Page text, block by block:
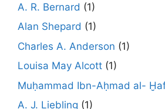
A. R. Bernard (1)
Alan Shepard (1)
Charles A. Anderson (1)
Louisa May Alcott (1)
Muḥammad Ibn-Aḥmad al-
A. J. Liebling (1)